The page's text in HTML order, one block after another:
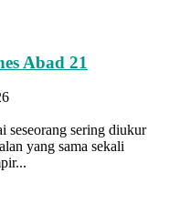
Abad 21
seseorang sering diukur
yang sama sekali